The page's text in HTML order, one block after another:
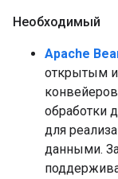
Необходимый
Apache
открытым
обработки
для
данными.